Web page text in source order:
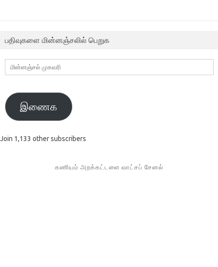
பதிவுகளை மின்னஞ்சலில் பெறுக
மின்னஞ்சல்
முகவரி
இணைக
Join 1,133 other subscribers
கணியம் அறக்கட்டளை வாட்சப் சேனல்